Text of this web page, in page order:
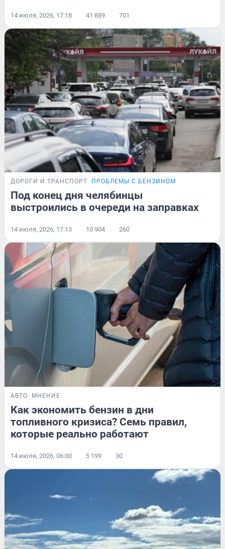
14 июля, 2026, 17:18 41 889 701
ДОРОГИ И ТРАНСПОРТ ПРОБЛЕМЫ С БЕНЗИНОМ
Под конец дня челябинцы
выстроились в очереди на заправках
14 июля, 2026, 17:13 10 904 260
АВТО МНЕНИЕ
Как экономить бензин в дни
топливного кризиса? Семь правил,
которые реально работают
14 июля, 2026, 06:00 5 199 30